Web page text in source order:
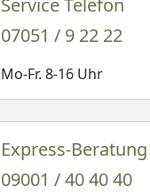
07051 / 9 22 22
Mo-Fr. 8-16 Uhr
Express-Beratung
09001 / 40 40 40